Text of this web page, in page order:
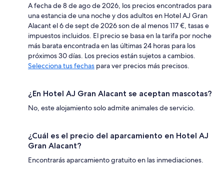
A fecha de 8 de ago de 2026, los precios encontrados para
una estancia de una noche y dos adultos en Hotel AJ Gran
Alacant el 6 de sept de 2026 son de al menos 117 €, tasas e
impuestos incluidos. El precio se basa en la tarifa por noche
más barata encontrada en las últimas 24 horas para los
próximos 30 días. Los precios están sujetos a cambios.
Selecciona tus fechas para ver precios más precisos.
¿En Hotel AJ Gran Alacant se aceptan mascotas?
No, este alojamiento solo admite animales de servicio.
¿Cuál es el precio del aparcamiento en Hotel AJ
Gran Alacant?
Encontrarás aparcamiento gratuito en las inmediaciones.